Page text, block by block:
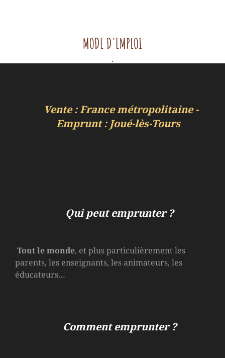
MODE D'EMPLOI
.
Vente : France métropolitaine -
Emprunt : Joué-lès-Tours
Qui peut emprunter ?
Tout le monde, et plus particulièrement les
parents, les enseignants, les animateurs, les
éducateurs…
Comment emprunter ?